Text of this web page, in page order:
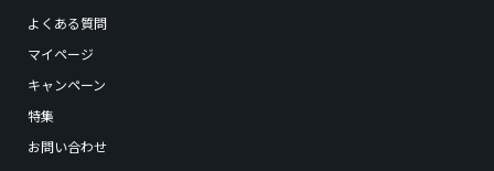
よくある質問
マイページ
キャンペーン
特集
お問い合わせ